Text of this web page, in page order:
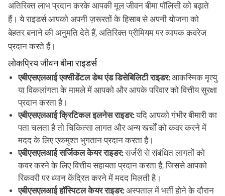
अतिरिक्त लाभ प्रदान करके आपकी मूल जीवन बीमा पॉलिसी को बढ़ाते
हैं। ये राइडर्स आपको अपनी ज़रूरतों के हिसाब से अपनी योजना को
बेहतर बनाने की अनुमति देते हैं, अतिरिक्त प्रीमियम पर व्यापक कवरेज
प्रदान करते हैं।
लोकप्रिय जीवन बीमा राइडर्स
एबीएसएलआई एक्सीडेंटल डेथ एंड डिसेबिलिटी राइडर:आकस्मिक मृत्यु
या विकलांगता के मामले में आपको और आपके परिवार को वित्तीय सुरक्षा
प्रदान करता है।
एबीएसएलआई क्रिटिकल इलनेस राइडर:यदि आपको गंभीर बीमारी का
पता चलता है तो चिकित्सा लागत और अन्य खर्चों को कवर करने में
मदद के लिए एकमुश्त भुगतान प्रदान करता है।
एबीएसएलआई सर्जिकल केयर राइडर:सर्जरी से संबंधित लागतों को
कवर करने के लिए वित्तीय सहायता प्रदान करता है, जिससे आपको
रिकवरी पर ध्यान केंद्रित करने में मदद मिलती है।
एबीएसएलआई हॉस्पिटल केयर राइडर:अस्पताल में भर्ती होने के दौरान